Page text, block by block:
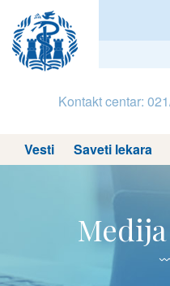
Kontakt centar:
Vesti Saveti lekara